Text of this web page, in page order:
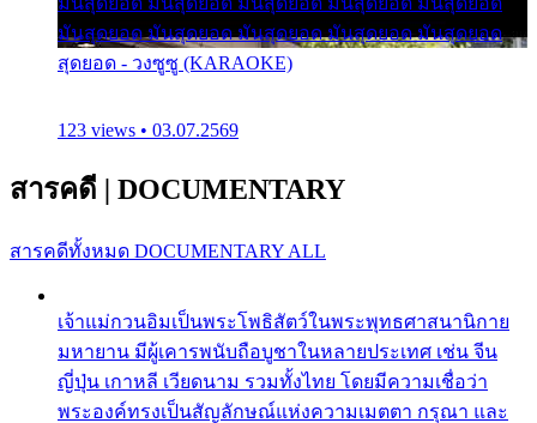
มันสุดยอด มันสุดยอด มันสุดยอด มันสุดยอด มันสุดยอด
สุดยอด - วงซูซู (KARAOKE)
123 views • 03.07.2569
สารคดี | DOCUMENTARY
สารคดีทั้งหมด DOCUMENTARY ALL
เจ้าแม่กวนอิมเป็นพระโพธิสัตว์ในพระพุทธศาสนานิกาย
มหายาน มีผู้เคารพนับถือบูชาในหลายประเทศ เช่น จีน
ญี่ปุ่น เกาหลี เวียดนาม รวมทั้งไทย โดยมีความเชื่อว่า
พระองค์ทรงเป็นสัญลักษณ์แห่งความเมตตา กรุณา และ